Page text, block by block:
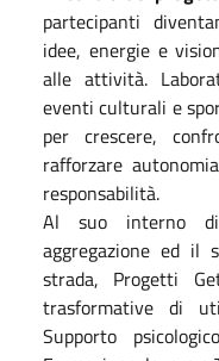
partecipanti
idee, energie e
alle attività.
eventi culturali e
per crescere,
rafforzare
responsabilità.
Al suo interno
aggregazione ed il
strada, Progetti
trasformative di
Supporto